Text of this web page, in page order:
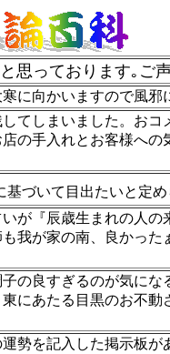
思っております｡ご声
向かいますので風邪
しまいました。おコ
の手入れとお客様への
いて目出たいと定め
『辰歳生まれの人の
我が家の南、良かっ
良すぎるのが気にな
にあたる目黒のお不動
を記入した掲示板が